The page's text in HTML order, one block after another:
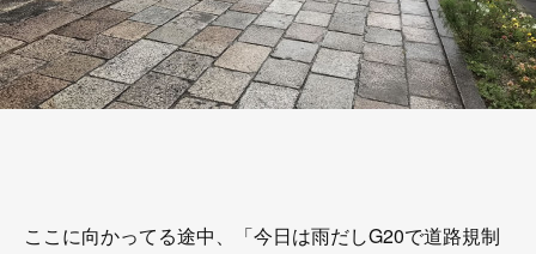
ここに向かってる途中、「今日は雨だしG20で道路規制